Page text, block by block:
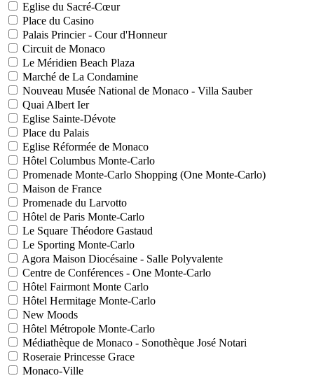
Eglise du Sacré-Cœur
Place du Casino
Palais Princier - Cour d'Honneur
Circuit de Monaco
Le Méridien Beach Plaza
Marché de La Condamine
Nouveau Musée National de Monaco - Villa Sauber
Quai Albert Ier
Eglise Sainte-Dévote
Place du Palais
Eglise Réformée de Monaco
Hôtel Columbus Monte-Carlo
Promenade Monte-Carlo Shopping (One Monte-Carlo)
Maison de France
Promenade du Larvotto
Hôtel de Paris Monte-Carlo
Le Square Théodore Gastaud
Le Sporting Monte-Carlo
Agora Maison Diocésaine - Salle Polyvalente
Centre de Conférences - One Monte-Carlo
Hôtel Fairmont Monte Carlo
Hôtel Hermitage Monte-Carlo
New Moods
Hôtel Métropole Monte-Carlo
Médiathèque de Monaco - Sonothèque José Notari
Roseraie Princesse Grace
Monaco-Ville